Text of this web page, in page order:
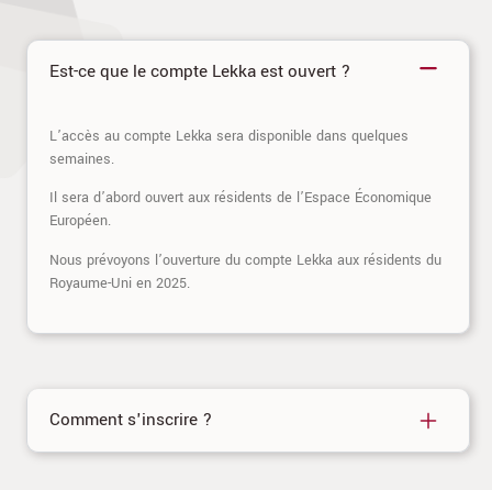
Est-ce que le compte Lekka est ouvert ?
L’accès au compte Lekka sera disponible dans quelques
semaines.
Il sera d’abord ouvert aux résidents de l’Espace Économique
Européen.
Nous prévoyons l’ouverture du compte Lekka aux résidents du
Royaume-Uni en 2025.
Comment s'inscrire ?